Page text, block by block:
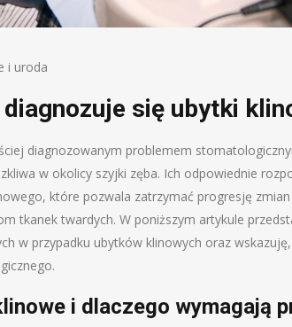
i uroda
się ubytki
diagnozowanym problemem
w okolicy szyjki zęba. Ich odpowiednie
które pozwala zatrzymać progresję
tkanek twardych. W poniższym artykule
w przypadku ubytków klinowych oraz
i dlaczego wymagają